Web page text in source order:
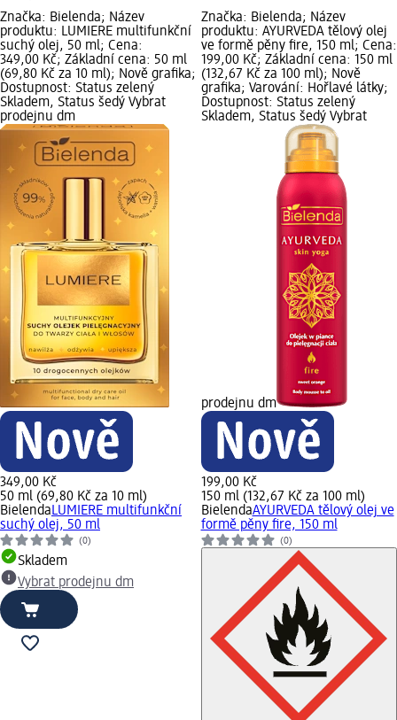
Značka: Bielenda; Název
produktu: LUMIERE multifunkční
suchý olej, 50 ml; Cena:
349,00 Kč; Základní cena: 50 ml
(69,80 Kč za 10 ml); Nově grafika;
Dostupnost: Status zelený
Skladem, Status šedý Vybrat
prodejnu dm
349,00 Kč
50 ml (69,80 Kč za 10 ml)
BielendaLUMIERE multifunkční
suchý olej, 50 ml
(0)
Skladem
Vybrat prodejnu dm
Značka: Bielenda; Název
produktu: AYURVEDA tělový olej
ve formě pěny fire, 150 ml; Cena:
199,00 Kč; Základní cena: 150 ml
(132,67 Kč za 100 ml); Nově
grafika; Varování: Hořlavé látky;
Dostupnost: Status zelený
Skladem, Status šedý Vybrat
prodejnu dm
199,00 Kč
150 ml (132,67 Kč za 100 ml)
BielendaAYURVEDA tělový olej ve
formě pěny fire, 150 ml
(0)